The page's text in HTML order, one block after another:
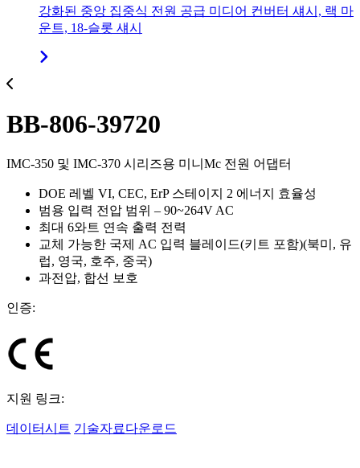
강화된 중앙 집중식 전원 공급 미디어 컨버터 섀시, 랙 마
운트, 18-슬롯 섀시
BB-806-39720
IMC-350 및 IMC-370 시리즈용 미니Mc 전원 어댑터
DOE 레벨 VI, CEC, ErP 스테이지 2 에너지 효율성
범용 입력 전압 범위 – 90~264V AC
최대 6와트 연속 출력 전력
교체 가능한 국제 AC 입력 블레이드(키트 포함)(북미, 유
럽, 영국, 호주, 중국)
과전압, 합선 보호
인증:
지원 링크:
데이터시트 기술자료다운로드